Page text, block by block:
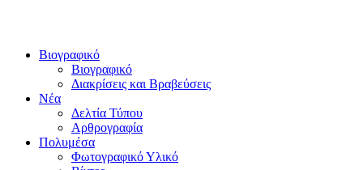
Βιογραφικό
Βιογραφικό
Διακρίσεις και Βραβεύσεις
Νέα
Δελτία Τύπου
Αρθρογραφία
Πολυμέσα
Φωτογραφικό Υλικό